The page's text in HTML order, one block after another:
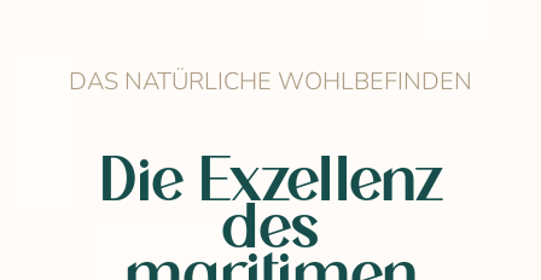
DAS NATÜRLICHE WOHLBEFINDEN
Die Exzellenz
des